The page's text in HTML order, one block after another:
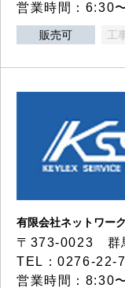
営業時間：6:30
販売可 工
有限会社ネットワーク
〒373-0023 群
TEL：0276-22-
営業時間：8:30